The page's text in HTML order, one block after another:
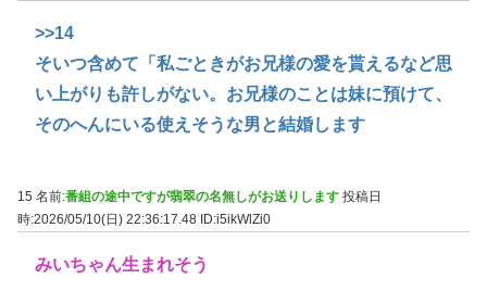
>>14
そいつ含めて「私ごときがお兄様の愛を貰えるなど思
い上がりも許しがない。お兄様のことは妹に預けて、
そのへんにいる使えそうな男と結婚します
15 名前:番組の途中ですが翡翠の名無しがお送りします 投稿日
時:2026/05/10(日) 22:36:17.48 ID:i5ikWlZi0
みいちゃん生まれそう